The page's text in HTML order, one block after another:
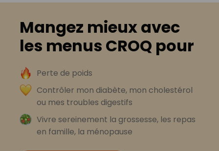
Mangez mieux avec
les menus CROQ pour
Perte de poids
Contrôler mon diabète, mon cholestérol
ou mes troubles digestifs
Vivre sereinement la grossesse, les repas
en famille, la ménopause